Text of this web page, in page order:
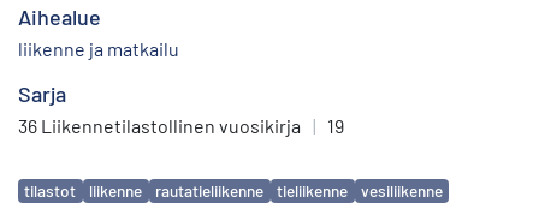
Aihealue
liikenne ja matkailu
Sarja
36 Liikennetilastollinen vuosikirja | 19
Avainsanat
tilastot liikenne rautatieliikenne tieliikenne
vesiliikenne